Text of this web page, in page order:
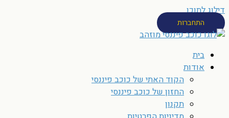
דילוג לתוכן
התחברות
בית
אודות
הקוד האתי של כוכב פיננסי
החזון של כוכב פיננסי
תקנון